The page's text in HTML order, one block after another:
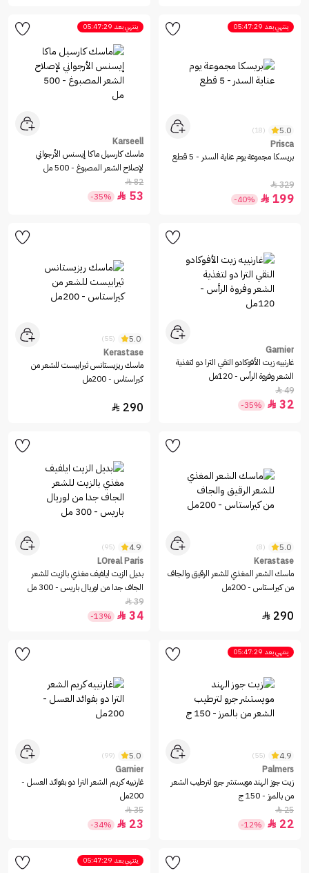
ينتهي بعد 05:47:29
5.0
(18)
Prisca
بريسكا مجموعة يوم عناية السدر - 5 قطع
329

199

-40%
ينتهي بعد 05:47:29
Karseell
ماسك كارسيل ماكا إيسنس الأرجواني
لإصلاح الشعر المصبوغ - 500 مل
82

53

-35%
Garnier
غارنييه زيت الأفوكادو النقي الترا دو لتغذية
الشعر وفروة الرأس - 120مل
49

32

-35%
5.0
(55)
Kerastase
ماسك ريزيستانس ثيرابيست للشعر من
كيراستاس - 200مل
290

5.0
(8)
Kerastase
ماسك الشعر المغذي للشعر الرقيق والجاف
من كيراستاس - 200مل
290

4.9
(95)
LOreal Paris
بديل الزيت ايلفيف مغذي بالزيت للشعر
الجاف جدا من لوريال باريس - 300 مل
39

34

-13%
ينتهي بعد 05:47:29
4.9
(55)
Palmers
زيت جوز الهند مويستشر جرو لترطيب الشعر
من بالمرز - 150 ج
25

22

-12%
5.0
(99)
Garnier
غارنييه كريم الشعر الترا دو بفوائد العسل -
200مل
35

23

-34%
ينتهي بعد 05:47:29